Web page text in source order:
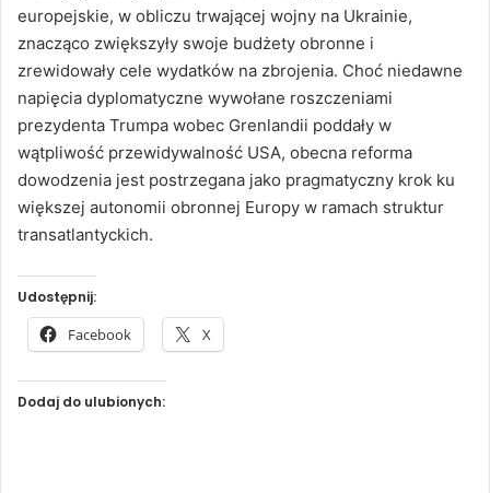
europejskie, w obliczu trwającej wojny na Ukrainie,
znacząco zwiększyły swoje budżety obronne i
zrewidowały cele wydatków na zbrojenia. Choć niedawne
napięcia dyplomatyczne wywołane roszczeniami
prezydenta Trumpa wobec Grenlandii poddały w
wątpliwość przewidywalność USA, obecna reforma
dowodzenia jest postrzegana jako pragmatyczny krok ku
większej autonomii obronnej Europy w ramach struktur
transatlantyckich.
Udostępnij:
Facebook X
Dodaj do ulubionych: